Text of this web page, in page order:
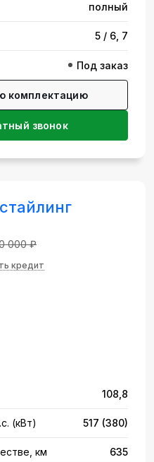
полный
5 / 6, 7
Под заказ
комплектацию
звонок
000 ₽
кредит
108,8
(кВт) 517 (380)
км 635